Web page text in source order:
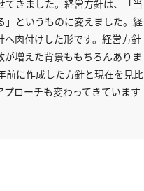
てきました。経営方針は、「当
」というものに変えました。経
肉付けした形です。経営方針
増えた背景ももちろんありま
前に作成した方針と現在を見比
ローチも変わってきています